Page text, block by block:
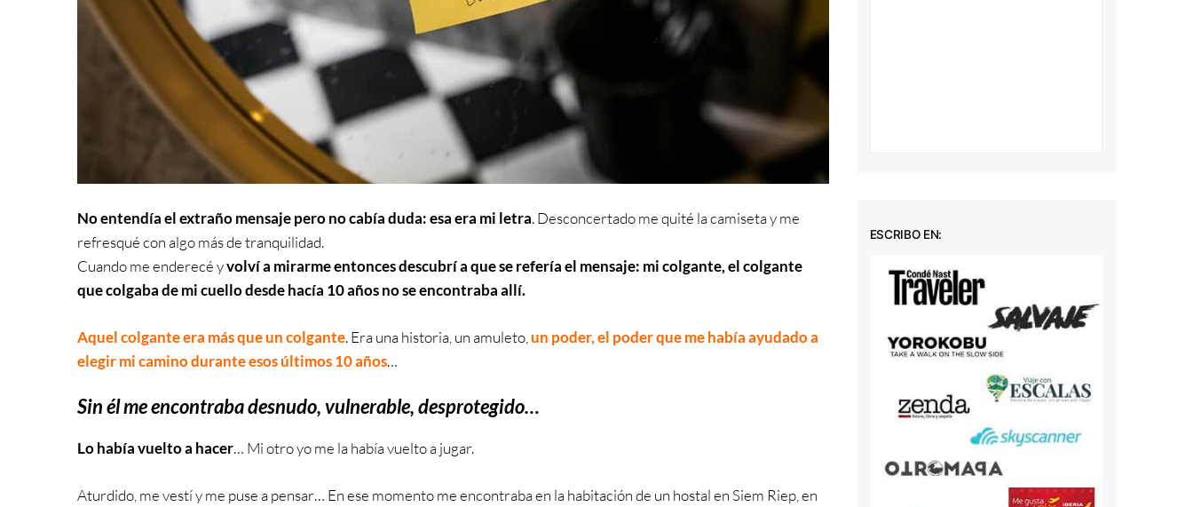
No entendía el extraño mensaje perono cabía duda: esa era mi letra. Desconcertado me quité la camiseta y me
refresqué con algo más de tranquilidad.
Cuando me enderecé yvolví a mirarme entonces descubrí a que se refería el mensaje: mi colgante, el colgante
que colgaba de mi cuello desde hacía 10 años no se encontraba allí.
Aquel colgante era más que un colgante. Era una historia, un amuleto, un poder, el poder que me había ayudado a
elegir mi camino durante esos últimos 10 años…
Sin él me encontraba desnudo, vulnerable, desprotegido…
Lo había vuelto a hacer… Mi otro yo me la había vuelto a jugar.
Aturdido, me vestí y me puse a pensar… En ese momento me encontraba en la habitación de un hostal en Siem Riep, en
ESCRIBO EN: